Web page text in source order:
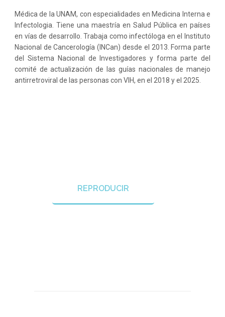
Médica de la UNAM, con especialidades en Medicina Interna e
Infectologia. Tiene una maestría en Salud Pública en países
en vías de desarrollo. Trabaja como infectóloga en el Instituto
Nacional de Cancerología (INCan) desde el 2013. Forma parte
del Sistema Nacional de Investigadores y forma parte del
comité de actualización de las guías nacionales de manejo
antirretroviral de las personas con VIH, en el 2018 y el 2025.
REPRODUCIR